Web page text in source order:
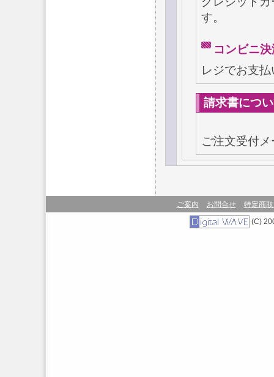
す。
コンビニ
レジでお支
請求書につ
ご注文受付
ご案内 お問合せ 特定商
(C)